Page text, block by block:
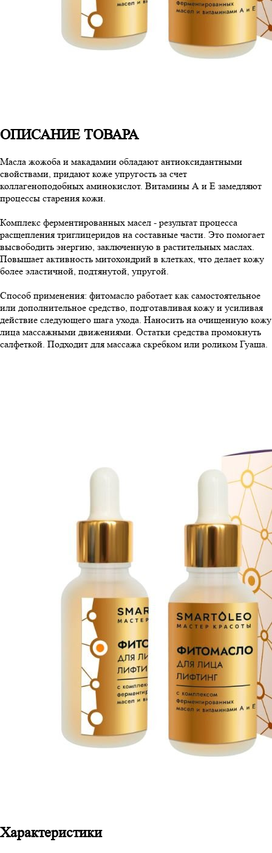
ОПИСАНИЕ ТОВАРА
Масла жожоба и макадамии обладают антиоксидантными
свойствами, придают коже упругость за счет
коллагеноподобных аминокислот. Витамины А и Е замедляют
процессы старения кожи.
Комплекс ферментированных масел - результат процесса
расщепления триглицеридов на составные части. Это помогает
высвободить энергию, заключенную в растительных маслах.
Повышает активность митохондрий в клетках, что делает кожу
более эластичной, подтянутой, упругой.
Способ применения: фитомасло работает как самостоятельное
или дополнительное средство, подготавливая кожу и усиливая
действие следующего шага ухода. Наносить на очищенную кожу
лица массажными движениями. Остатки средства промокнуть
салфеткой. Подходит для массажа скребком или роликом Гуаша.
Характеристики